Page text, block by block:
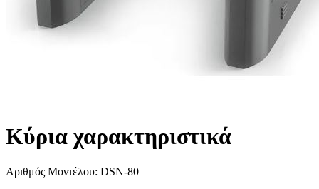
Κύρια χαρακτηριστικά
Αριθμός Μοντέλου: DSN-80